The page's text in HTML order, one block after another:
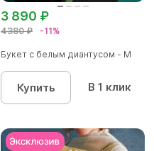
4380 ₽ -11%
3 890 ₽
Букет с белым диантусом - M
Купить В 1 клик